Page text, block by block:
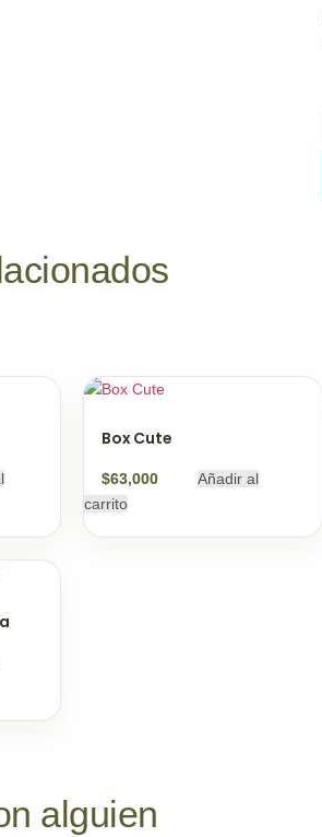
Box Cute
$63,000
Añadir al
carrito
alguien